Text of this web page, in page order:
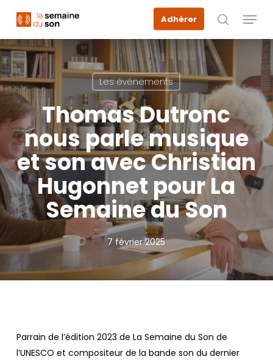
main
content
Adhérer
recherche
Menu
Les événements
Thomas Dutronc
nous parle musique
et son avec Christian
Hugonnet pour La
Semaine du Son
7 février 2025
Parrain de l’édition 2023 de La Semaine du Son de
l’UNESCO et compositeur de la bande son du dernier